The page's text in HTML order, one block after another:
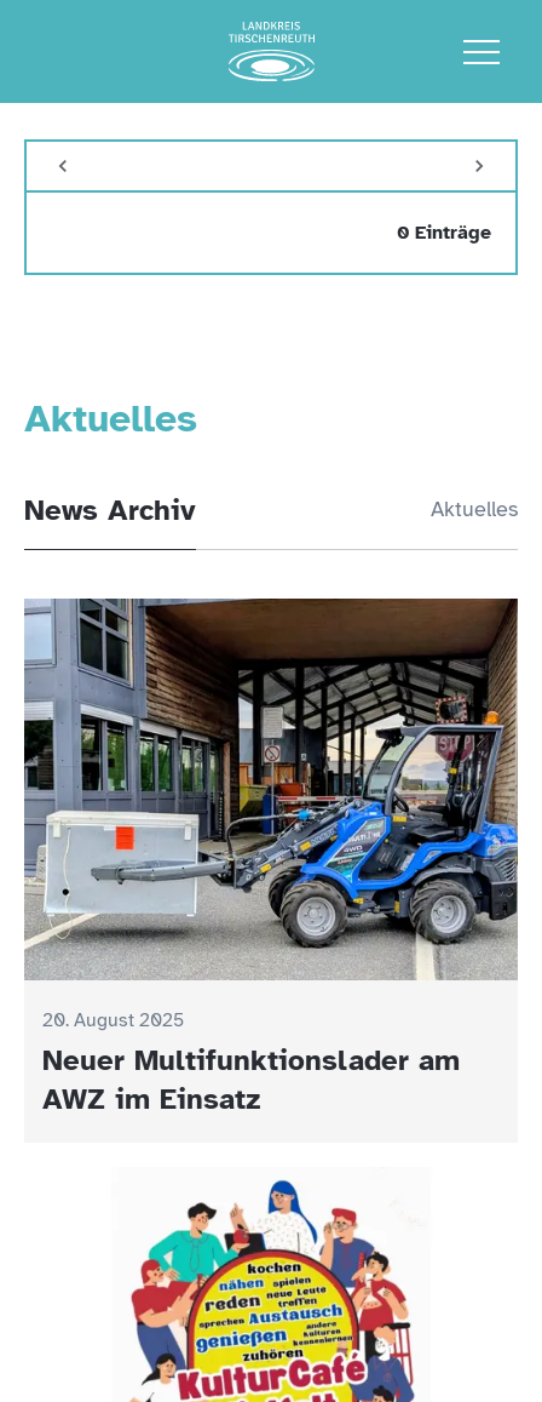
Aktuelles
News Archiv Aktuelles
20. August 2025
Neuer Multifunktionslader am
AWZ im Einsatz
0 Einträge